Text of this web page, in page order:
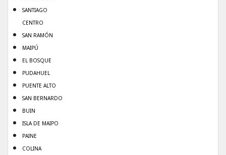
SANTIAGO
CENTRO
SAN RAMÓN
MAIPÚ
EL BOSQUE
PUDAHUEL
PUENTE ALTO
SAN BERNARDO
BUIN
ISLA DE MAIPO
PAINE
COLINA